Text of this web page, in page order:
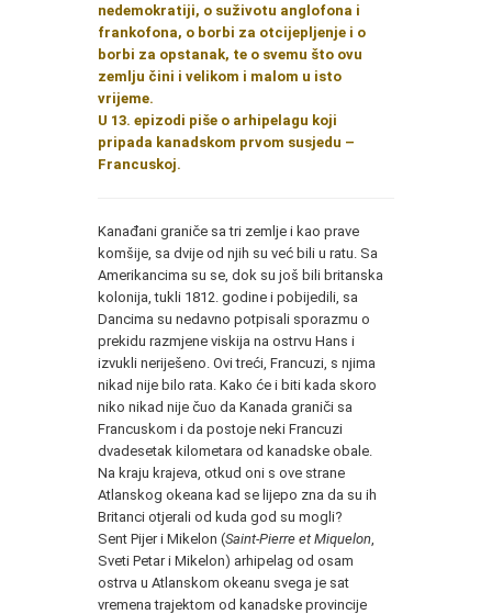
nedemokratiji, o suživotu anglofona i
frankofona, o borbi za otcijepljenje i o
borbi za opstanak, te o svemu što ovu
zemlju čini i velikom i malom u isto
vrijeme.
U 13. epizodi piše o arhipelagu koji
pripada kanadskom prvom susjedu –
Francuskoj.
Kanađani graniče sa tri zemlje i kao prave
komšije, sa dvije od njih su već bili u ratu. Sa
Amerikancima su se, dok su još bili britanska
kolonija, tukli 1812. godine i pobijedili, sa
Dancima su nedavno potpisali sporazmu o
prekidu razmjene viskija na ostrvu Hans i
izvukli neriješeno. Ovi treći, Francuzi, s njima
nikad nije bilo rata. Kako će i biti kada skoro
niko nikad nije čuo da Kanada graniči sa
Francuskom i da postoje neki Francuzi
dvadesetak kilometara od kanadske obale.
Na kraju krajeva, otkud oni s ove strane
Atlanskog okeana kad se lijepo zna da su ih
Britanci otjerali od kuda god su mogli?
Sent Pijer i Mikelon (Saint-Pierre et Miquelon
Sveti Petar i Mikelon) arhipelag od osam
ostrva u Atlanskom okeanu svega je sat
vremena trajektom od kanadske provincije